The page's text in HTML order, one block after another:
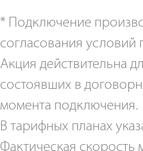
* Подключение
согласования
Акция действительна
состоявших в
момента подключения.
В тарифных планах
Фактическая скорость